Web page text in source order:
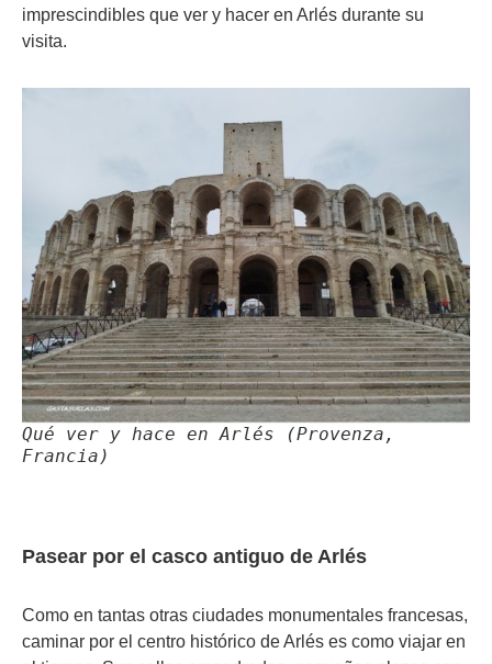
imprescindibles que ver y hacer en Arlés durante su
visita.
Qué ver y hace en Arlés (Provenza,
Francia)
Pasear por el casco antiguo de Arlés
Como en tantas otras ciudades monumentales francesas,
caminar por el centro histórico de Arlés es como viajar en